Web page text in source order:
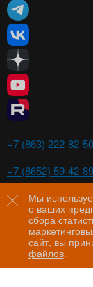
Мы
о ваших
сбора
сайт, вы
файлов.
+7 (863) 222-82-50
+7 (8652) 59-42-89
Волгоград
+7 (8442) 29-00-21
Пятигорск
+7 (8793) 97-60-44